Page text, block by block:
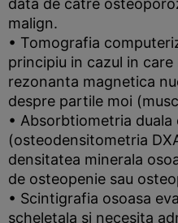
data de catre
malign.
• Tomografia
principiu in cazul in
rezonanta magnetica
despre partile moi
• Absorbtiometria duala
(osteodensitometria
densitatea minerala
de osteopenie sau
• Scintigrafia osoasa
scheletala si necesita